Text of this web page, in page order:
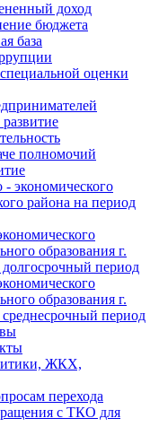
доход
бюджета
база
оценки
полномочий
- экономического
района на период
образования г.
период
образования г.
период
ЖКХ,
перехода
с ТКО для